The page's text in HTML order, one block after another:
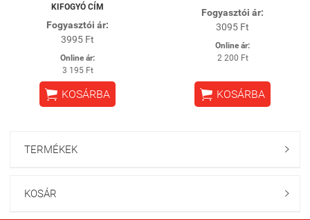
KIFOGYÓ CÍM
Fogyasztói ár:
3995 Ft
Online ár:
3 195 Ft
 KOSÁRBA
Fogyasztói ár:
3095 Ft
Online ár:
2 200 Ft
 KOSÁRBA
TERMÉKEK 
KOSÁR 